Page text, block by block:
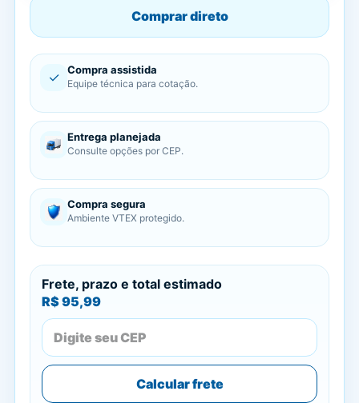
Comprar direto
✓ Compra assistida
Equipe técnica para cotação.
Entrega planejada
Consulte opções por CEP.
Compra segura
Ambiente VTEX protegido.
Frete, prazo e total estimado
R$ 95,99
Calcular frete